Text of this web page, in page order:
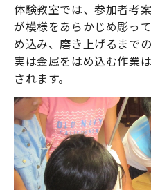
体験教室では、参加者考
が模様をあらかじめ彫っ
め込み、磨き上げるまで
実は金属をはめ込む作業
されます。